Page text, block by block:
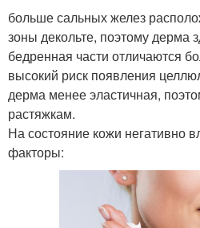
больше сальных желез
зоны декольте, поэтому дерма
бедренная части отличаются
высокий риск появления
дерма менее эластичная,
растяжкам.
На состояние кожи негативно
факторы: